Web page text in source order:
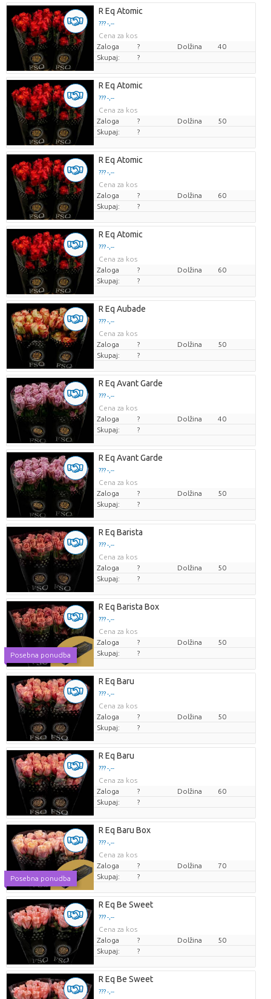
R Eq Atomic
??? -,--
Cena za kos
Zaloga
? Dolžina
40
Skupaj:
?
R Eq Atomic
??? -,--
Cena za kos
Zaloga
? Dolžina
50
Skupaj:
?
R Eq Atomic
??? -,--
Cena za kos
Zaloga
? Dolžina
60
Skupaj:
?
R Eq Atomic
??? -,--
Cena za kos
Zaloga
? Dolžina
60
Skupaj:
?
R Eq Aubade
??? -,--
Cena za kos
Zaloga
? Dolžina
50
Skupaj:
?
R Eq Avant Garde
??? -,--
Cena za kos
Zaloga
? Dolžina
40
Skupaj:
?
R Eq Avant Garde
??? -,--
Cena za kos
Zaloga
? Dolžina
50
Skupaj:
?
R Eq Barista
??? -,--
Cena za kos
Zaloga
? Dolžina
50
Skupaj:
?
Posebna ponudba
R Eq Barista Box
??? -,--
Cena za kos
Zaloga
? Dolžina
50
Skupaj:
?
R Eq Baru
??? -,--
Cena za kos
Zaloga
? Dolžina
50
Skupaj:
?
R Eq Baru
??? -,--
Cena za kos
Zaloga
? Dolžina
60
Skupaj:
?
Posebna ponudba
R Eq Baru Box
??? -,--
Cena za kos
Zaloga
? Dolžina
70
Skupaj:
?
R Eq Be Sweet
??? -,--
Cena za kos
Zaloga
? Dolžina
50
Skupaj:
?
R Eq Be Sweet
??? -,--